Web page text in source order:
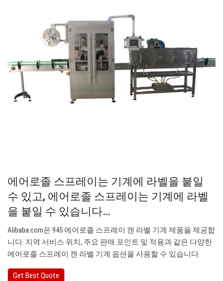
에어로졸 스프레이는 기계에 라벨을 붙일
수 있고, 에어로졸 스프레이는 기계에 라벨
을 붙일 수 있습니다…
Alibaba.com은 945 에어로졸 스프레이 캔 라벨 기계 제품을 제공합
니다. 지역 서비스 위치, 주요 판매 포인트 및 적용과 같은 다양한
에어로졸 스프레이 캔 라벨 기계 옵션을 사용할 수 있습니다.
Get Best Quote